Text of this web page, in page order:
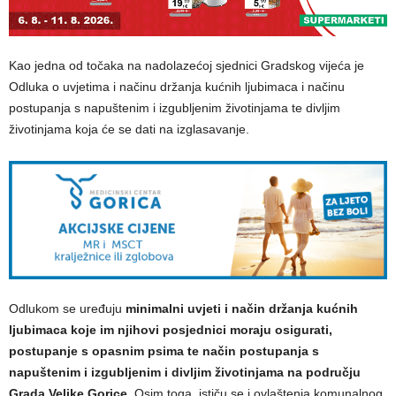
Kao jedna od točaka na nadolazećoj sjednici Gradskog vijeća je
Odluka o uvjetima i načinu držanja kućnih ljubimaca i načinu
postupanja s napuštenim i izgubljenim životinjama te divljim
životinjama koja će se dati na izglasavanje.
Odlukom se uređuju minimalni uvjeti i način držanja kućnih
ljubimaca koje im njihovi posjednici moraju osigurati,
postupanje s opasnim psima te način postupanja s
napuštenim i izgubljenim i divljim životinjama na području